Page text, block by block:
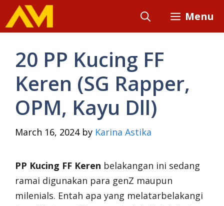
Skip
to
Menu
20 PP Kucing FF
Keren (SG Rapper,
OPM, Kayu Dll)
March 16, 2024 by Karina Astika
PP Kucing FF Keren belakangan ini sedang
ramai digunakan para genZ maupun
milenials. Entah apa yang melatarbelakangi